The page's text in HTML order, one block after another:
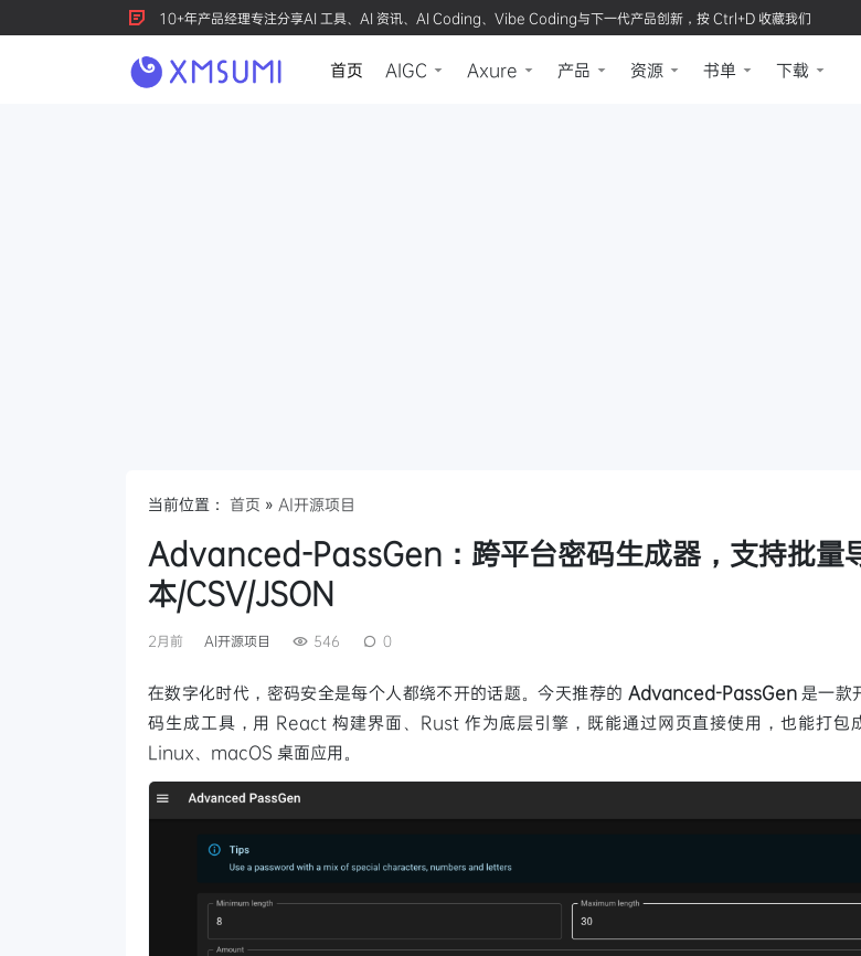
10+年产品经理专注分享AI 工具、AI 资讯、AI Coding、Vibe Coding与下一代产品创新，按 Ctrl+D 收藏我们
首页 AIGC Axure 产品 资源 书单 下载
当前位置： 首页 » AI开源项目
Advanced-PassGen：跨平台密码生成器，支持批量
本/CSV/JSON
2月前 AI开源项目 546 0
在数字化时代，密码安全是每个人都绕不开的话题。今天推荐的 Advanced-PassGen是一款
码生成工具，用 React 构建界面、Rust 作为底层引擎，既能通过网页直接使用，也能打包
Linux、macOS 桌面应用。